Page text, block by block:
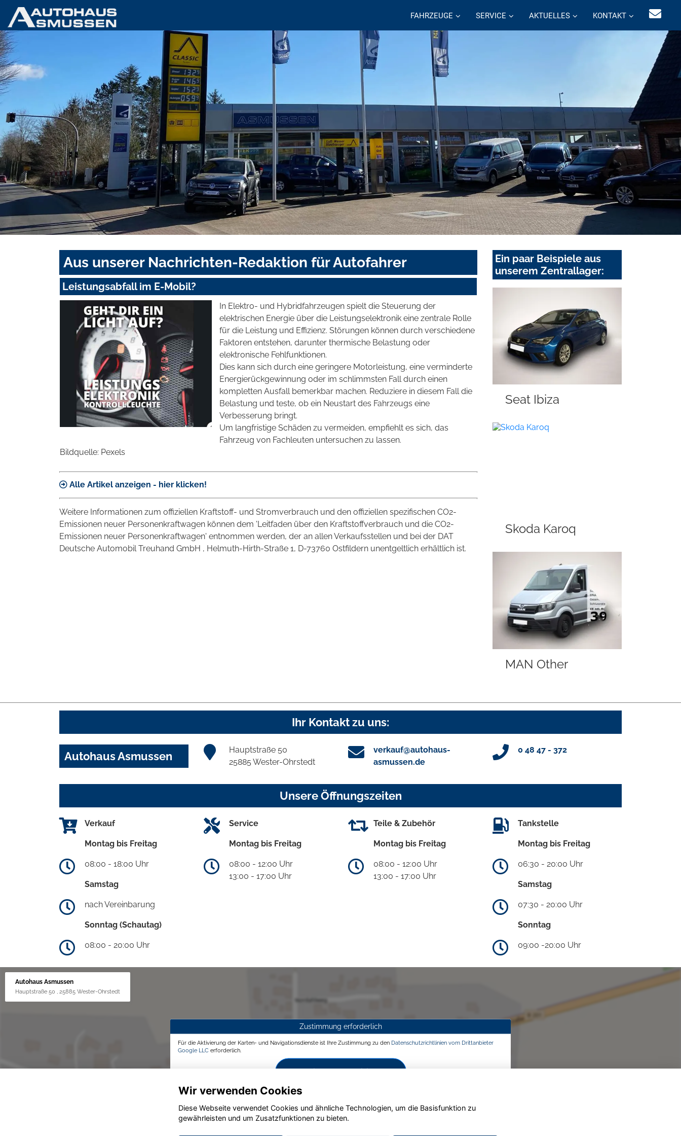
FAHRZEUGE SERVICE AKTUELLES KONTAKT
Aus unserer Nachrichten-Redaktion für Autofahrer
Leistungsabfall im E-Mobil?
In Elektro- und Hybridfahrzeugen spielt die Steuerung der
elektrischen Energie über die Leistungselektronik eine zentrale Rolle
für die Leistung und Effizienz. Störungen können durch verschiedene
Faktoren entstehen, darunter thermische Belastung oder
elektronische Fehlfunktionen.
Dies kann sich durch eine geringere Motorleistung, eine verminderte
Energierückgewinnung oder im schlimmsten Fall durch einen
kompletten Ausfall bemerkbar machen. Reduziere in diesem Fall die
Belastung und teste, ob ein Neustart des Fahrzeugs eine
Verbesserung bringt.
Um langfristige Schäden zu vermeiden, empfiehlt es sich, das
Fahrzeug von Fachleuten untersuchen zu lassen.
Bildquelle: Pexels
Alle Artikel anzeigen - hier klicken!
Weitere Informationen zum offiziellen Kraftstoff- und Stromverbrauch und den offiziellen spezifischen CO2-
Emissionen neuer Personenkraftwagen können dem 'Leitfaden über den Kraftstoffverbrauch und die CO2-
Emissionen neuer Personenkraftwagen' entnommen werden, der an allen Verkaufsstellen und bei der DAT
Deutsche Automobil Treuhand GmbH , Helmuth-Hirth-Straße 1, D-73760 Ostfildern unentgeltlich erhältlich ist.
Ein paar Beispiele aus
unserem Zentrallager:
Seat Ibiza
Skoda Karoq
MAN Other
Ihr Kontakt zu uns:
Autohaus Asmussen
Hauptstraße 50
25885 Wester-Ohrstedt
verkauf@autohaus-
asmussen.de
0 48 47 - 372
Unsere Öffnungszeiten
Verkauf
Montag bis Freitag
08:00 - 18:00 Uhr
Samstag
nach Vereinbarung
Sonntag (Schautag)
08:00 - 20:00 Uhr
Service
Montag bis Freitag
08:00 - 12:00 Uhr
13:00 - 17:00 Uhr
Teile & Zubehör
Montag bis Freitag
08:00 - 12:00 Uhr
13:00 - 17:00 Uhr
Tankstelle
Montag bis Freitag
06:30 - 20:00 Uhr
Samstag
07:30 - 20:00 Uhr
Sonntag
09:00 -20:00 Uhr
Autohaus Asmussen
Hauptstraße 50 , 25885 Wester-Ohrstedt
Zustimmung erforderlich
Für die Aktivierung der Karten- und Navigationsdienste ist Ihre Zustimmung zu den Datenschutzrichtlinien vom Drittanbieter
Google LLC erforderlich.
Zustimmen und aktivieren
Wir verwenden Cookies
Diese Webseite verwendet Cookies und ähnliche Technologien, um die Basisfunktion zu
gewährleisten und um Zusatzfunktionen zu bieten.